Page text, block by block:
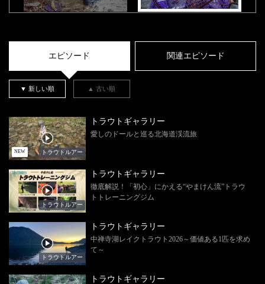
エピソード 関連エピソード
▼ 新しい順 ▲ 古い順
NEW トラウトルアー
トラウトギャラリー
愛しのドールと巡る北海道渓流旅
トラウトルアー
トラウトギャラリー
徹底解説！「初心」にかえる“やまけん流”トラウ
トトレーニングジム
トラウトルアー
トラウトギャラリー
中禅寺湖レイクトラウト2026～価値ある1匹を求め
て～
トラウトギャラリー